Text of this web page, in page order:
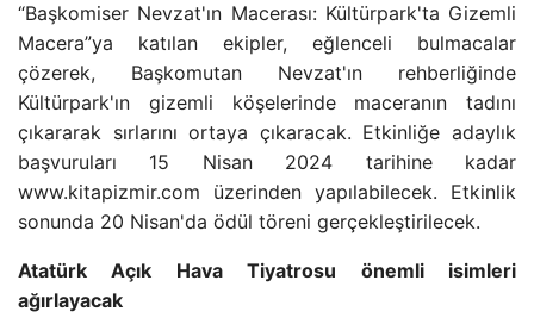
“Başkomiser Nevzat'ın Macerası: Kültürpark'ta Gizemli
Macera”ya katılan ekipler, eğlenceli bulmacalar
çözerek, Başkomutan Nevzat'ın rehberliğinde
Kültürpark'ın gizemli köşelerinde maceranın tadını
çıkararak sırlarını ortaya çıkaracak. Etkinliğe adaylık
başvuruları 15 Nisan 2024 tarihine kadar
www.kitapizmir.com üzerinden yapılabilecek. Etkinlik
sonunda 20 Nisan'da ödül töreni gerçekleştirilecek.
Atatürk Açık Hava Tiyatrosu önemli isimleri
ağırlayacak